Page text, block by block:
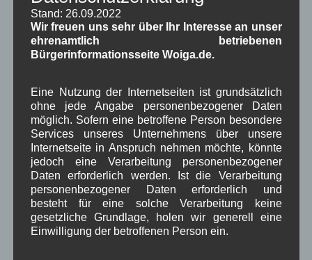
WBEbei Über uns
Josef Otler, Verein fürr GeschichtebeiÜber uns
Gerd Erfert bei Über uns
Beitragsarchiv
August 2026(2)
Juli 2026 (9)
Juni 2026(4)
Mai 2026(11)
April 2026(8)
März 2026(9)
Stand: 26.09.2022
Wir freuen uns sehr über Ihr Interesse an unser
ehrenamtlich betriebenen
Bürgerinformationsseite Woiga.de.
Eine Nutzung der Internetseiten ist grundsätzlich
ohne jede Angabe personenbezogener Daten
möglich. Sofern eine betroffene Person besondere
Services unseres Unternehmens über unsere
Internetseite in Anspruch nehmen möchte, könnte
jedoch eine Verarbeitung personenbezogener
Daten erforderlich werden. Ist die Verarbeitung
personenbezogener Daten erforderlich und
besteht für eine solche Verarbeitung keine
gesetzliche Grundlage, holen wir generell eine
Einwilligung der betroffenen Person ein.